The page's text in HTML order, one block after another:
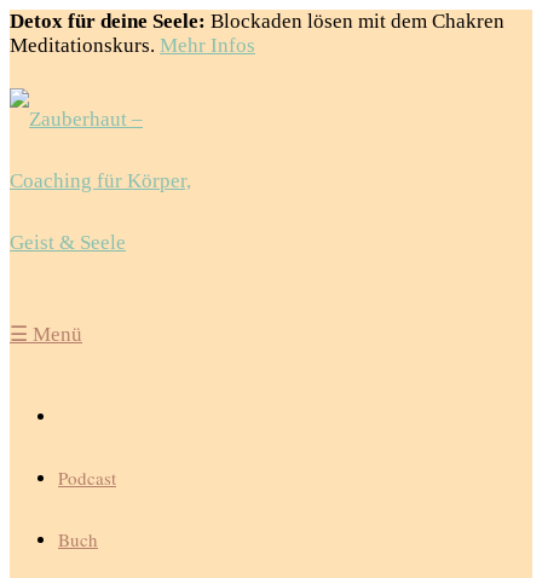
Detox für deine Seele: Blockaden lösen mit dem Chakren
Meditationskurs. Mehr Infos
☰ Menü
Podcast
Buch